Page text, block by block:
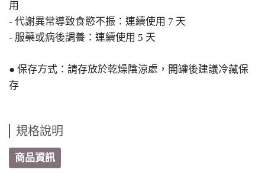
用
- 代謝異常導致食慾不振：連續使用 7 天
- 服藥或病後調養：連續使用 5 天
● 保存方式：請存放於乾燥陰涼處，開罐後建議冷藏保
存
規格說明
商品資訊